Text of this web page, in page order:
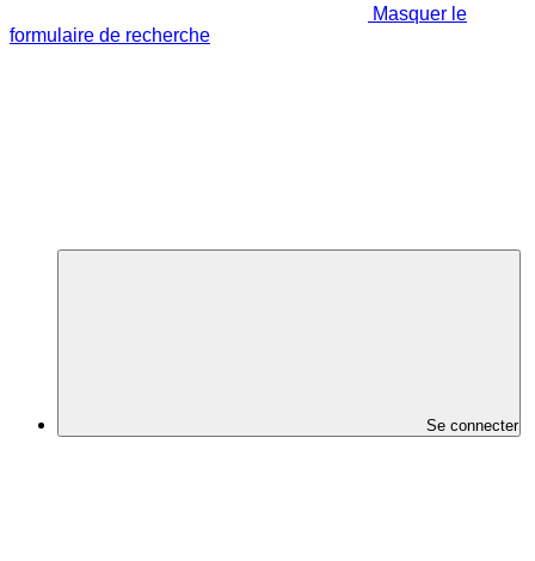
Masquer le
formulaire de recherche
Se connecter